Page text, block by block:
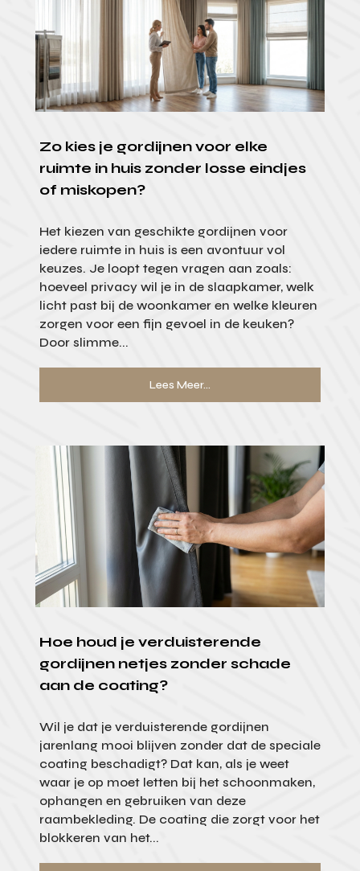
Zo kies je gordijnen voor elke
ruimte in huis zonder losse eindjes
of miskopen?
Het kiezen van geschikte gordijnen voor
iedere ruimte in huis is een avontuur vol
keuzes. Je loopt tegen vragen aan zoals:
hoeveel privacy wil je in de slaapkamer, welk
licht past bij de woonkamer en welke kleuren
zorgen voor een fijn gevoel in de keuken?
Door slimme...
Lees Meer...
Hoe houd je verduisterende
gordijnen netjes zonder schade
aan de coating?
Wil je dat je verduisterende gordijnen
jarenlang mooi blijven zonder dat de speciale
coating beschadigt? Dat kan, als je weet
waar je op moet letten bij het schoonmaken,
ophangen en gebruiken van deze
raambekleding. De coating die zorgt voor het
blokkeren van het...